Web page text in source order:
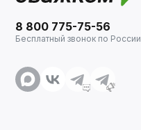
8 800 775-75-56
Бесплатный звонок по России